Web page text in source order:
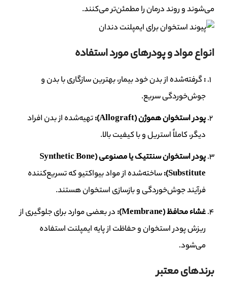
می‌شوند و روند درمان را مطمئن‌تر می‌کنند.
انواع مواد و پودرهای مورد استفاده
:گرفته‌شده از بدن خود بیمار، بهترین سازگاری با بدن و
جوش‌خوردگی سریع.
پودر استخوان هموژن(Allograft):
تهیه‌شده از بدن افراد
دیگر، کاملاً استریل و با کیفیت بالا.
پودر استخوان سنتتیک یا مصنوعی (Synthetic Bone
Substitute): ساخته‌شده از مواد بیواکتیو که تسریع‌کننده
فرآیند جوش‌خوردگی و بازسازی استخوان هستند.
غشاء محافظ(Membrane):
در بعضی موارد برای جلوگیری از
ریزش پودر استخوان و حفاظت از پایه ایمپلنت استفاده
می‌شود.
برندهای معتبر